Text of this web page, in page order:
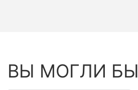
ВЫ МОГЛИ БЫ